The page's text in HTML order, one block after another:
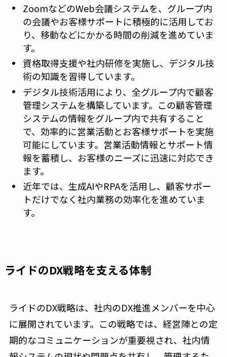
ZoomなどのWeb会議システムを、グループ内
の会議やお客様サポートに積極的に活用してお
り、移動などにかかる時間の削減を進めていま
す。
資格取得支援や社内研修を実施し、デジタル技
術の知識を習得しています。
デジタル技術活用により、全グループ内で顧客
管理システムを構築しています。この顧客管理
システムの情報をグループ内で共有すること
で、効率的に営業活動とお客様サポートを実施
可能にしています。営業活動情報とサポート情
報を蓄積し、お客様のニーズに迅速に対応でき
ます。
近年では、生成AIやRPAを活用し、顧客サポー
トだけでなく社内業務の効率化を進めていま
す。
ライドのDX戦略を支える体制
ライドのDX戦略は、社内のDX推進メンバーを中心
に展開されています。この戦略では、経営陣との定
期的なコミュニケーションが重要視され、社内情